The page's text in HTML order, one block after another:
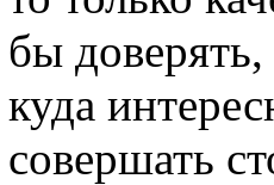
бы
куда
совершать